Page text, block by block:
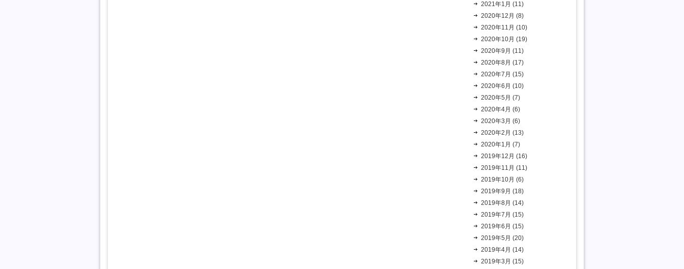
2021年1月 (11)
2020年12月 (8)
2020年11月 (10)
2020年10月 (19)
2020年9月 (11)
2020年8月 (17)
2020年7月 (15)
2020年6月 (10)
2020年5月 (7)
2020年4月 (6)
2020年3月 (6)
2020年2月 (13)
2020年1月 (7)
2019年12月 (16)
2019年11月 (11)
2019年10月 (6)
2019年9月 (18)
2019年8月 (14)
2019年7月 (15)
2019年6月 (15)
2019年5月 (20)
2019年4月 (14)
2019年3月 (15)